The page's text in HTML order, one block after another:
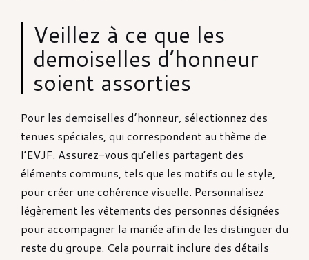
Veillez à ce que les
demoiselles d’honneur
soient assorties
Pour les demoiselles d’honneur, sélectionnez des
tenues spéciales, qui correspondent au thème de
l’EVJF. Assurez-vous qu’elles partagent des
éléments communs, tels que les motifs ou le style,
pour créer une cohérence visuelle. Personnalisez
légèrement les vêtements des personnes désignées
pour accompagner la mariée afin de les distinguer du
reste du groupe. Cela pourrait inclure des détails